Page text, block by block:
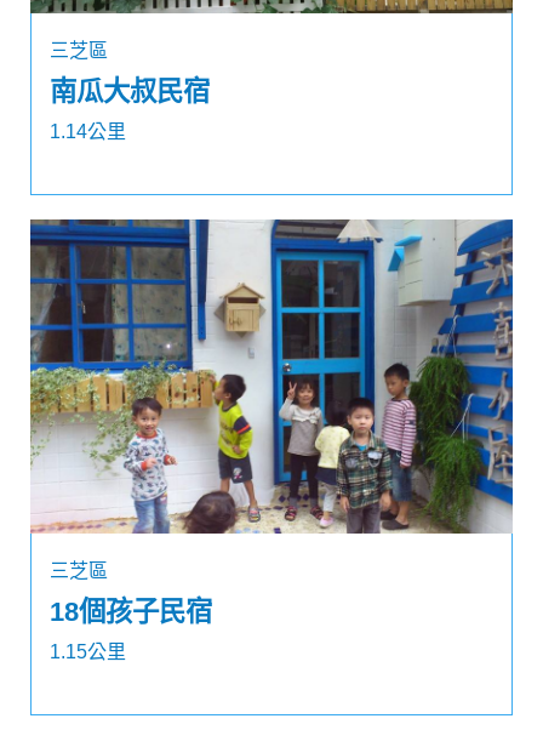
三芝區
南瓜大叔民宿
1.14公里
三芝區
18個孩子民宿
1.15公里